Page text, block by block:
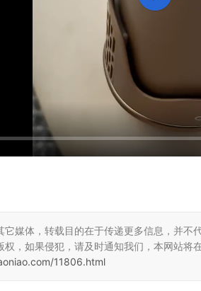
P
它媒体，转载目的在于传递更多信息，并不
权，如果侵犯，请及时通知我们，本网站将
11806.html